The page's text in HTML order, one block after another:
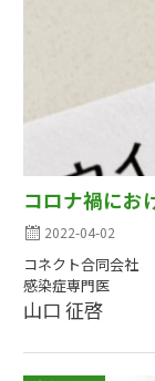
コロナ禍にお
2022-04-02
コネクト合同会社
感染症専門医
山口 征啓